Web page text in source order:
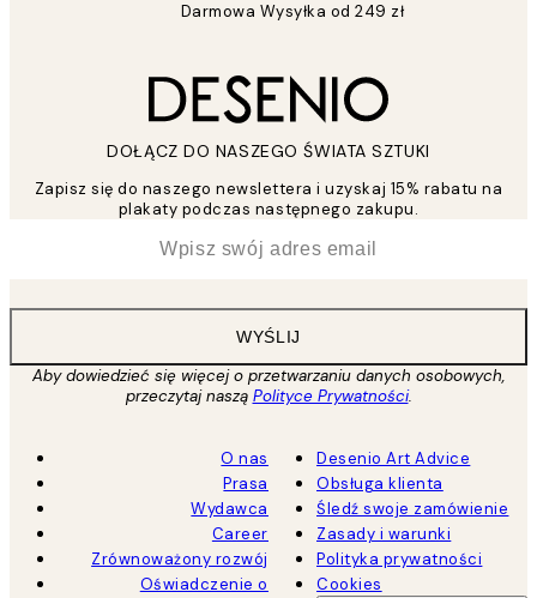
Darmowa Wysyłka od 249 zł
DOŁĄCZ DO NASZEGO ŚWIATA SZTUKI
Zapisz się do naszego newslettera i uzyskaj 15% rabatu na
plakaty podczas następnego zakupu.
WYŚLIJ
Aby dowiedzieć się więcej o przetwarzaniu danych osobowych,
przeczytaj naszą Polityce Prywatności.
O nas
Prasa
Wydawca
Career
Zrównoważony rozwój
Oświadczenie o
Desenio Art Advice
Obsługa klienta
Śledź swoje zamówienie
Zasady i warunki
Polityka prywatności
Cookies